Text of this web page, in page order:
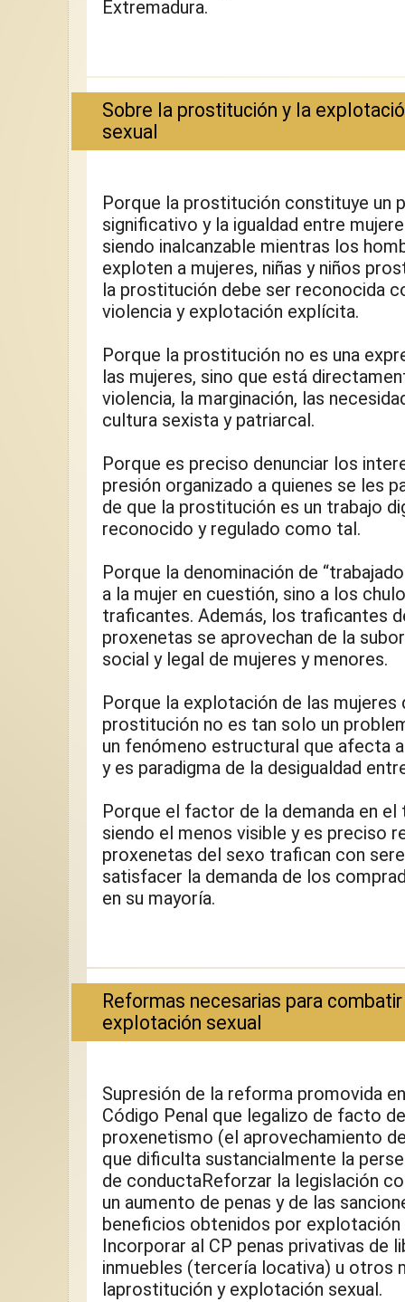
Extremadura.
Sobre la prostitución y la
sexual
Porque la prostitución constituye un
significativo y la igualdad entre
siendo inalcanzable mientras los
exploten a mujeres, niñas y niños
la prostitución debe ser reconocida
violencia y explotación explícita.
Porque la prostitución no es una
las mujeres, sino que está
violencia, la marginación, las
cultura sexista y patriarcal.
Porque es preciso denunciar los
presión organizado a quienes se les
de que la prostitución es un trabajo
reconocido y regulado como tal.
Porque la denominación de
a la mujer en cuestión, sino a los
traficantes. Además, los traficantes
proxenetas se aprovechan de la
social y legal de mujeres y menores.
Porque la explotación de las mujeres
prostitución no es tan solo un
un fenómeno estructural que afecta
y es paradigma de la desigualdad
Porque el factor de la demanda en
siendo el menos visible y es preciso
proxenetas del sexo trafican con
satisfacer la demanda de los
en su mayoría.
Reformas necesarias para
explotación sexual
Supresión de la reforma promovida
Código Penal que legalizo de facto
proxenetismo (el aprovechamiento
que dificulta sustancialmente la
de conductaReforzar la legislación
un aumento de penas y de las
beneficios obtenidos por explotación
Incorporar al CP penas privativas de
inmuebles (tercería locativa) u otros
laprostitución y explotación sexual.